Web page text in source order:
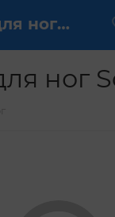
Кремы для ног Scholl купить ✔️ по выгодной цене
ног